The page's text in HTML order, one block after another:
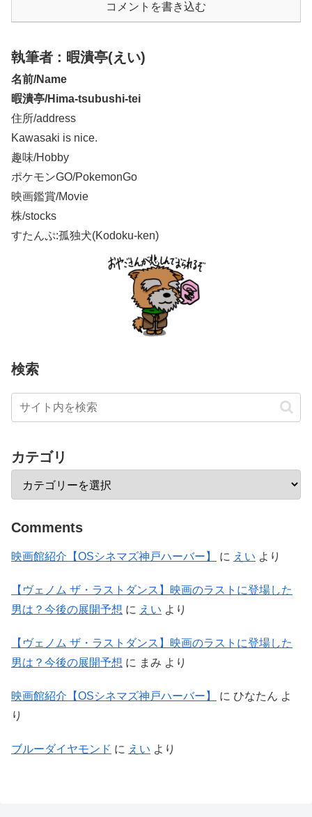
コメントを書き込む
執筆者 : 暇潰亭(えい)
名前/Name
暇潰亭/Hima-tsubushi-tei
住所/address
Kawasaki is nice.
趣味/Hobby
ポケモンGO/PokemonGo
映画鑑賞/Movie
株/stocks
すたんぷ:孤独犬(Kodoku-ken)
検索
カテゴリ
Comments
映画館紹介【OSシネマズ神戸ハーバー】 に えい より
【ヴェノム ザ・ラストダンス】映画のラストに登場した
男は？今後の展開予想 に えい より
【ヴェノム ザ・ラストダンス】映画のラストに登場した
男は？今後の展開予想 に まみ より
映画館紹介【OSシネマズ神戸ハーバー】 に ひなたん よ
り
ブルーダイヤモンド に えい より